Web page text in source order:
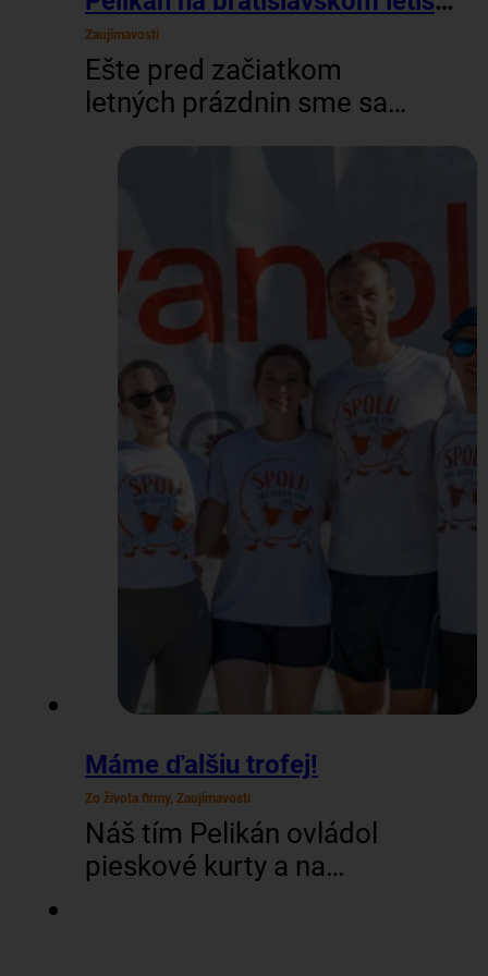
Zaujímavosti
Ešte pred začiatkom
letných prázdnin sme sa
Štefánika v Bratislave,
cestujúcich. Spolu s
naším maskotom sme
oslovovali ľudí, ktorí
cestovali za oddychom,
dovolenkou a iným
dobrodružstvom. Dali
sme im možnosť zatočiť
kolesom šťastia a vyhrať
tak rôzne ceny – Pelikán
merch či rôzne zľavy…
Máme ďalšiu trofej!
Zo života firmy, Zaujímavosti
Náš tím Pelikán ovládol
pieskové kurty a na